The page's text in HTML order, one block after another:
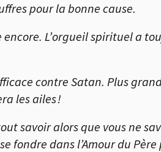
pour la bonne cause.
L’orgueil spirituel a
contre Satan. Plus
les ailes !
savoir alors que vous ne
dans l’Amour du